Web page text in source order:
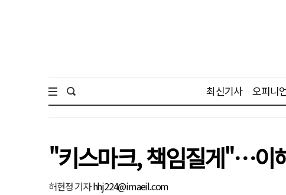
최신기사 오피니
"키스마크, 책임질게"…이
허현정 기자hhj224@imaeil.com